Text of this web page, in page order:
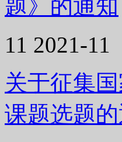
题》的通知
11 2021-11
关于征集
课题选题